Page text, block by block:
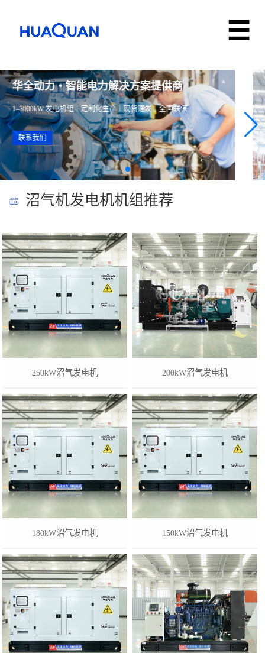
华全动力・智能电力解决方案提供商
1–3000kW 发电机组｜定制化生产｜现货速发｜全国联保
联系我们
沼气机发电机机组推荐
250kW沼气发电机 200kW沼气发电机
180kW沼气发电机 150kW沼气发电机